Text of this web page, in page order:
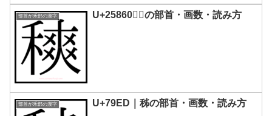
部首が禾部の漢字 U+25860｜𥡠の部首・画数・読み方
部首が禾部の漢字 U+79ED｜秭の部首・画数・読み方